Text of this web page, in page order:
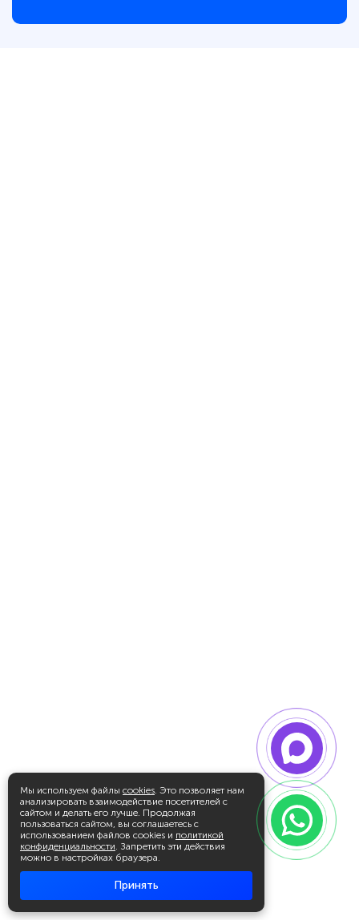
Мы используем файлы cookies. Это позволяет нам
анализировать взаимодействие посетителей с
сайтом и делать его лучше. Продолжая
пользоваться сайтом, вы соглашаетесь с
использованием файлов cookies и политикой
конфиденциальности. Запретить эти действия
можно в настройках браузера.
Принять